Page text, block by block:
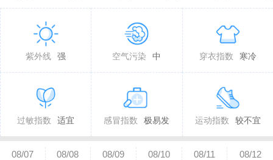
紫外线 强 空气污染 中 穿衣指数 寒冷
过敏指数 适宜 感冒指数 极易发 运动指数 较不宜
08/07 08/08 08/09 08/10 08/11 08/12